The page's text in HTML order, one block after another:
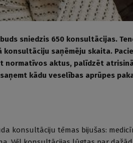
sniedzis 650 konsultācijas.
konsultāciju saņēmēju skaita.
normatīvos aktus, palīdzēt
kādu veselības aprūpes
konsultāciju tēmas bijušas: